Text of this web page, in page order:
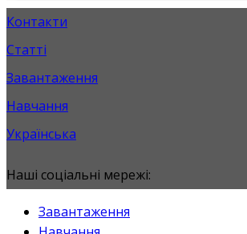
Контакти
Статті
Завантаження
Навчання
Українська
Наші соціальні мережі:
Завантаження